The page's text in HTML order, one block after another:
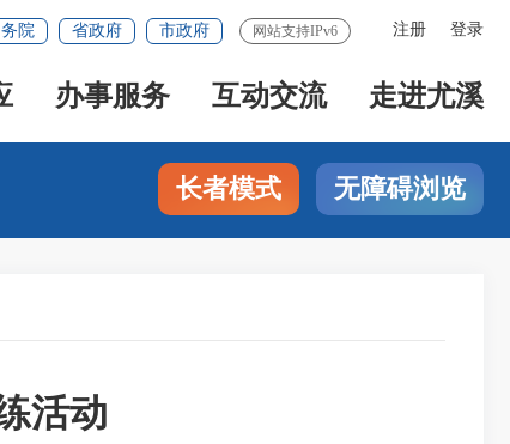
注册 登录
务院 省政府 市政府 网站支持IPv6
办事服务 互动交流 走进尤溪
长者模式 无障碍浏览
活动